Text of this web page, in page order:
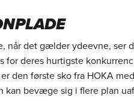
når det gælder ydeevne, ser
deres hurtigste
den første sko fra HOKA
kan bevæge sig i flere plan